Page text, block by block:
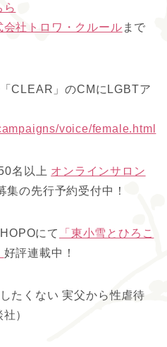
ら
会社トロワ・クルール まで
CLEAR」のCMにLGBTア
voice/female.html
名以上 オンラインサロン
集の先行予約受付中！
にて
「東小雪とひろこ
好評連載中！
たくない 実父から性虐待
）